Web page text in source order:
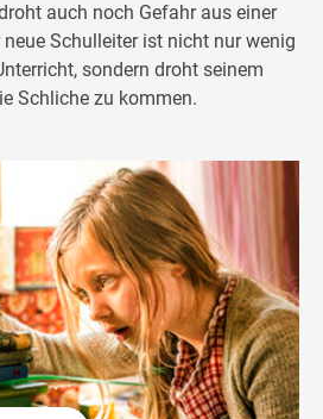
auch noch Gefahr aus einer
Schulleiter ist nicht nur wenig
sondern droht seinem
Schliche zu kommen.